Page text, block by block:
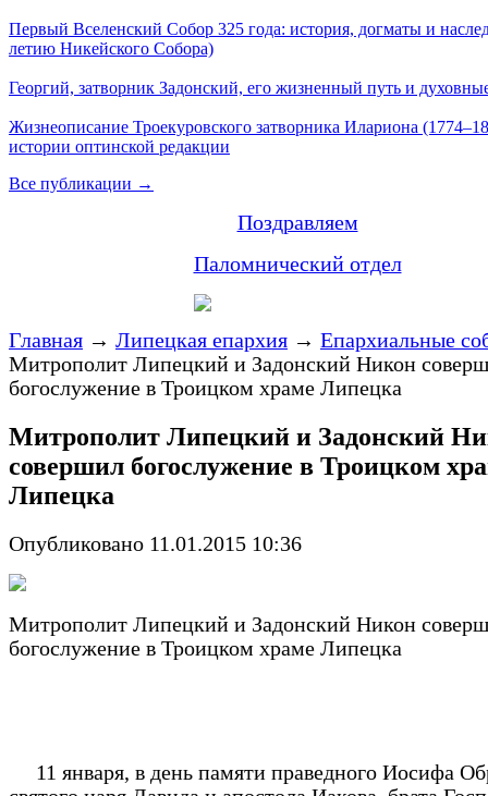
Первый Вселенский Собор 325 года: история, догматы и
летию Никейского Собора)
Георгий, затворник Задонский, его жизненный путь и
Жизнеописание Троекуровского затворника Илариона
истории оптинской редакции
Все публикации →
Поздравляем
Паломнический отдел
Главная → Липецкая епархия → Епархиальные
Митрополит Липецкий и Задонский Никон
богослужение в Троицком храме Липецка
Митрополит Липецкий и Задонский
совершил богослужение в Троицком
Липецка
Опубликовано 11.01.2015 10:36
Митрополит Липецкий и Задонский Никон
богослужение в Троицком храме Липецка
11 января, в день памяти праведного Иосифа